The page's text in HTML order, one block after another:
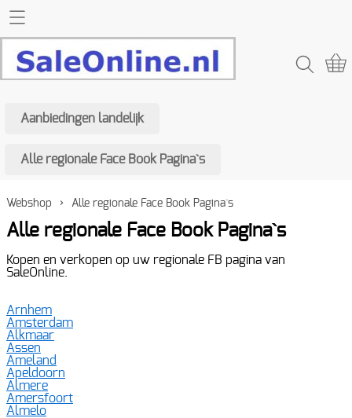
Home SaleOnline
Alle regionale Face Book Pagina`s
Aanbiedingen landelijk
Alle regionale Face Book Pagina`s
Webshop › Alle regionale Face Book Pagina`s
Alle regionale Face Book Pagina`s
Kopen en verkopen op uw regionale FB pagina van
SaleOnline.
Arnhem
Amsterdam
Alkmaar
Assen
Ameland
Apeldoorn
Almere
Amersfoort
Almelo